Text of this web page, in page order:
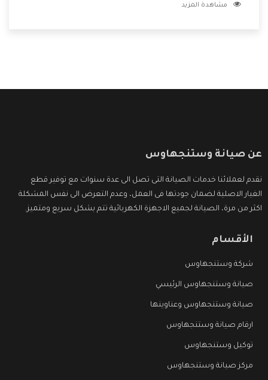
المنتجات وتقدم للعملاء أقوى العروض والخصومات التى تسهل
مشاهدة المزيد
عن صيانة وستنجهاوس
نقدم لعملائنا خدمات الصيانة التى تصل الى عدة سنوات مع توفير قطع
الغيار الاصلية لضمان جودتها فى العمل، وعدم التعرض الى نفس المشكلة
اكثر من مرة، الصيانة لجميع الاجهزة الكهربائية تتم بشكل سريع ومتميز.
الأقسام
شركة وستنجهاوس
صيانة وستنجهاوس الرئيسي
صيانة وستنجهاوس وعناوينها
ارقام صيانة وستنجهاوس
توكيل وستنجهاوس
مركز صيانة وستنجهاوس